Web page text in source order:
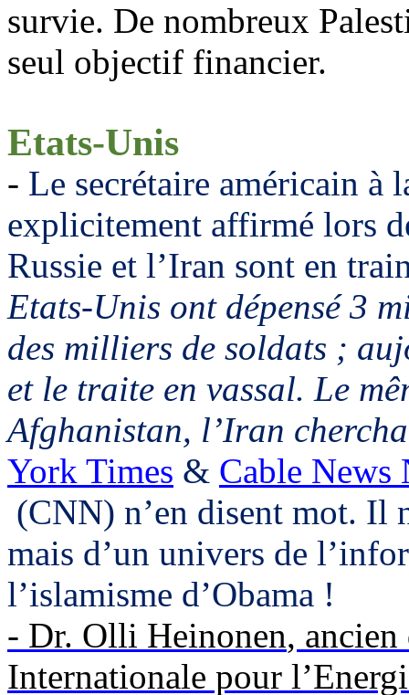
survie. De nombreux
seul objectif financier.
Etats-Unis
- Le secrétaire américain à
explicitement affirmé lors
Russie et l’Iran sont en
Etats-Unis ont dépensé 3
des milliers de soldats ;
et le traite en vassal. Le
Afghanistan, l’Iran
York Times & Cable News
(CNN) n’en disent mot. Il
mais d’un univers de
l’islamisme d’Obama !
- Dr. Olli Heinonen,
Internationale pour